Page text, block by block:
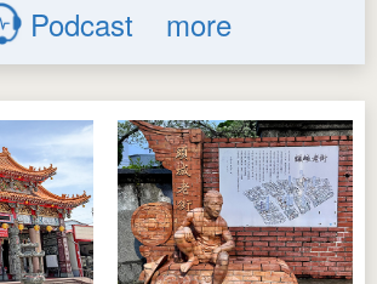
Podcast more